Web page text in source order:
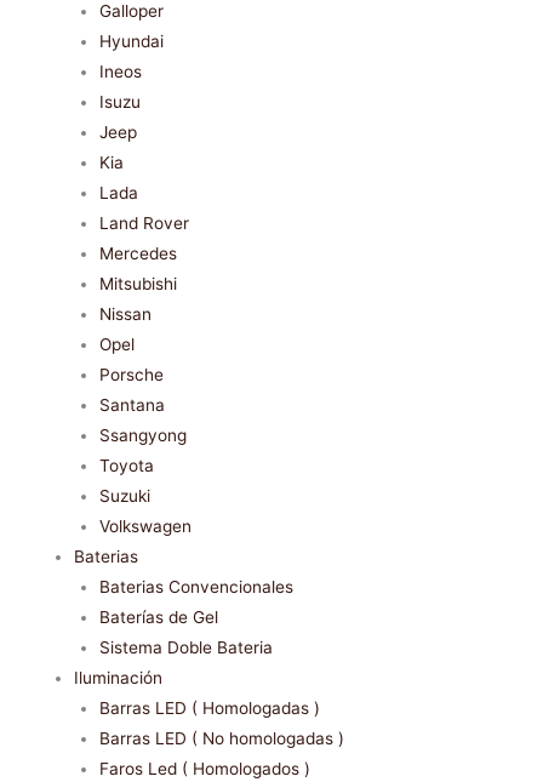
Galloper
Hyundai
Ineos
Isuzu
Jeep
Kia
Lada
Land Rover
Mercedes
Mitsubishi
Nissan
Opel
Porsche
Santana
Ssangyong
Toyota
Suzuki
Volkswagen
Baterias
Baterias Convencionales
Baterías de Gel
Sistema Doble Bateria
Iluminación
Barras LED ( Homologadas )
Barras LED ( No homologadas )
Faros Led ( Homologados )